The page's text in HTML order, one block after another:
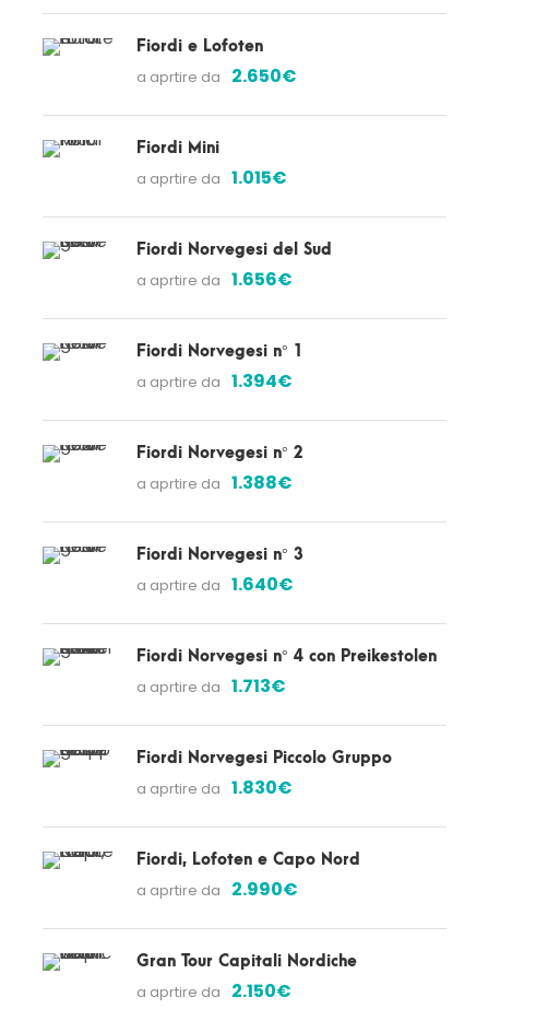
Fiordi e Lofoten
a aprtire da 2.650€
Fiordi Mini
a aprtire da 1.015€
Fiordi Norvegesi del Sud
a aprtire da 1.656€
Fiordi Norvegesi n° 1
a aprtire da 1.394€
Fiordi Norvegesi n° 2
a aprtire da 1.388€
Fiordi Norvegesi n° 3
a aprtire da 1.640€
Fiordi Norvegesi n° 4 con Preikestolen
a aprtire da 1.713€
Fiordi Norvegesi Piccolo Gruppo
a aprtire da 1.830€
Fiordi, Lofoten e Capo Nord
a aprtire da 2.990€
Gran Tour Capitali Nordiche
a aprtire da 2.150€